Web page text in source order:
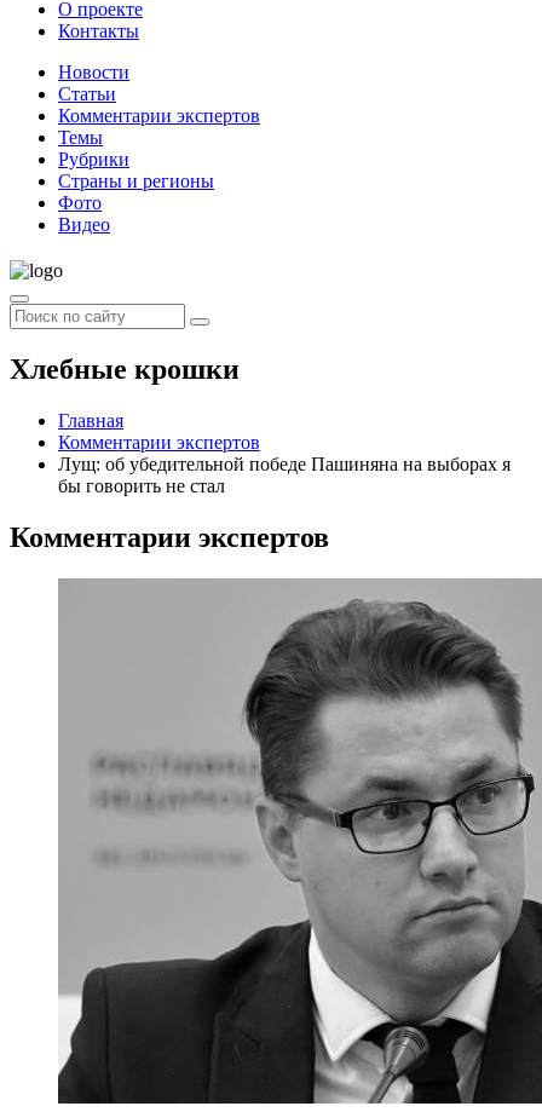
О проекте
Контакты
Новости
Статьи
Комментарии экспертов
Темы
Рубрики
Страны и регионы
Фото
Видео
Хлебные крошки
Главная
Комментарии экспертов
Лущ: об убедительной победе Пашиняна на выборах я
бы говорить не стал
Комментарии экспертов